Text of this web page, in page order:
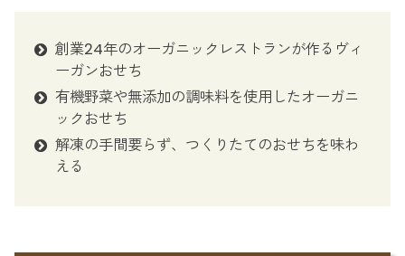
創業24年のオーガニックレストランが作るヴィ
ーガンおせち
有機野菜や無添加の調味料を使用したオーガニ
ックおせち
解凍の手間要らず、つくりたてのおせちを味わ
える